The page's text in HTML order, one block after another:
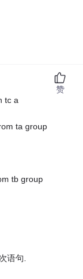
tc a
ta group
tb group
语句.
赞